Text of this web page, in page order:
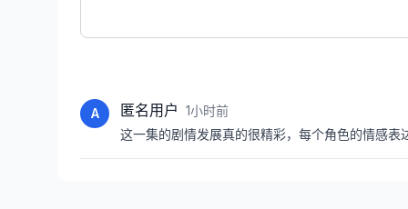
A 匿名用户 1小时前
这一集的剧情发展真的很精彩，每个角色的情感表